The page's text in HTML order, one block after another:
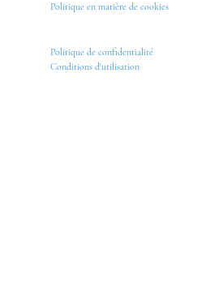
Politique en matière de cookies
Politique de confidentialité
Conditions d'utilisation